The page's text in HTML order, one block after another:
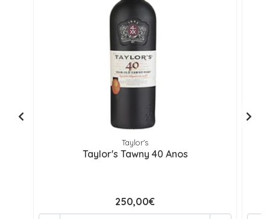
Taylor's
Taylor's Tawny 40 Anos
250,00€